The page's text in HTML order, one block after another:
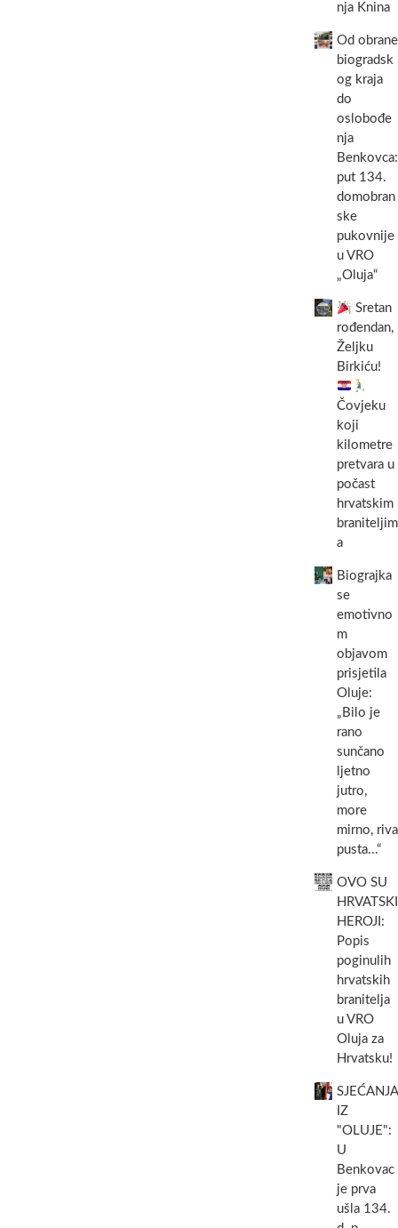
nja Knina
Od obrane
biogradsk
og kraja
do
oslobođe
nja
Benkovca:
put 134.
domobran
ske
pukovnije
u VRO
„Oluja“
Sretan
rođendan,
Željku
Birkiću!
Čovjeku
koji
kilometre
pretvara u
počast
hrvatskim
braniteljim
a
Biograjka
se
emotivno
m
objavom
prisjetila
Oluje:
„Bilo je
rano
sunčano
ljetno
jutro,
more
mirno, riva
pusta...“
OVO SU
HRVATSKI
HEROJI:
Popis
poginulih
hrvatskih
branitelja
u VRO
Oluja za
Hrvatsku!
SJEĆANJA
IZ
"OLUJE":
U
Benkovac
je prva
ušla 134.